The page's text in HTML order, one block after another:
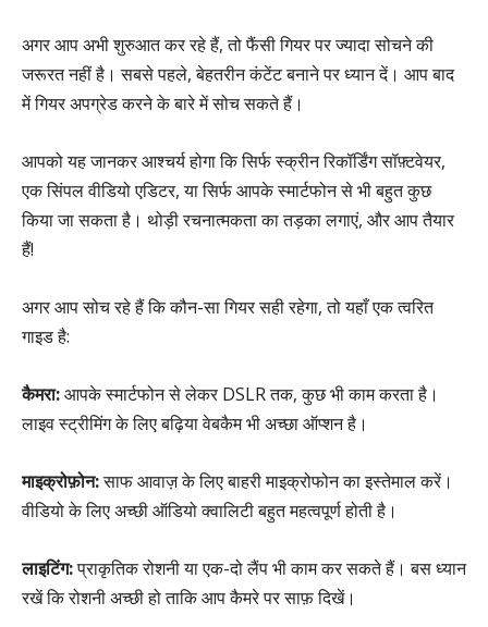
अगर आप अभी शुरुआत कर रहे हैं, तो फैंसी गियर पर ज्यादा सोचने की
जरूरत नहीं है। सबसे पहले, बेहतरीन कंटेंट बनाने पर ध्यान दें। आप बाद
में गियर अपग्रेड करने के बारे में सोच सकते हैं।
आपको यह जानकर आश्चर्य होगा कि सिर्फ स्क्रीन रिकॉर्डिंग सॉफ़्टवेयर,
एक सिंपल वीडियो एडिटर, या सिर्फ आपके स्मार्टफोन से भी बहुत कुछ
किया जा सकता है। थोड़ी रचनात्मकता का तड़का लगाएं, और आप तैयार
हैं!
अगर आप सोच रहे हैं कि कौन-सा गियर सही रहेगा, तो यहाँ एक त्वरित
गाइड है:
कैमरा:आपके स्मार्टफोन से लेकर DSLR तक, कुछ भी काम करता है।
लाइव स्ट्रीमिंग के लिए बढ़िया वेबकैम भी अच्छा ऑप्शन है।
माइक्रोफ़ोन:साफ आवाज़ के लिए बाहरी माइक्रोफोन का इस्तेमाल करें।
वीडियो के लिए अच्छी ऑडियो क्वालिटी बहुत महत्वपूर्ण होती है।
लाइटिंग:प्राकृतिक रोशनी या एक-दो लैंप भी काम कर सकते हैं। बस ध्यान
रखें कि रोशनी अच्छी हो ताकि आप कैमरे पर साफ़ दिखें।